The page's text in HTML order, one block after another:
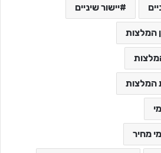
יישור שיניים
המלצות
המלצות
מחיר